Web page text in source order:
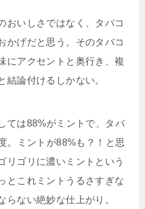
おいしさではなく、タバコ
かげだと思う。そのタバコ
にアクセントと奥行き、複
結論付けるしかない。
ては88%がミントで、タバ
。ミントが88%も？！と思
リゴリに濃いミントという
とこれミントうるさすぎな
らない絶妙な仕上がり。